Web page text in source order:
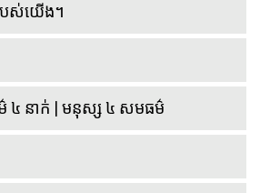
បស់យើង។
៤ នាក់ | មនុស្ស ៤ សមធម៌